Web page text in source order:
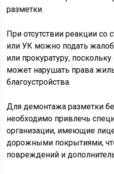
разметки.
При отсутствии реакции
или УК можно подать
или прокуратуру,
может нарушать права
благоустройства.
Для демонтажа разметки
необходимо привлечь
организации, имеющие
дорожными покрытиями,
повреждений и